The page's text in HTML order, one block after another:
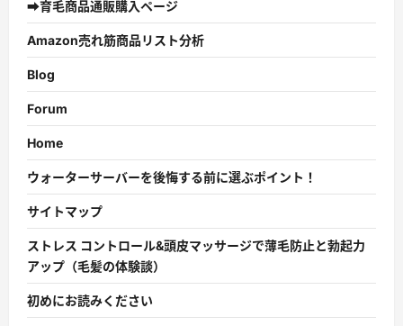
➡育毛商品通販購入ページ
Amazon売れ筋商品リスト分析
Blog
Forum
Home
ウォーターサーバーを後悔する前に選ぶポイント！
サイトマップ
ストレス コントロール&頭皮マッサージで薄毛防止と勃起力
アップ（毛髪の体験談）
初めにお読みください